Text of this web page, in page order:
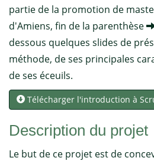
partie de la promotion de
d'Amiens, fin de la parenthèse
dessous quelques slides de
méthode, de ses principales
de ses éceuils.
Télécharger l'introduction à
Description du projet
Le but de ce projet est de